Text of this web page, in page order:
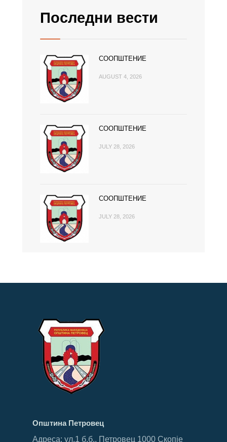
Последни вести
СООПШТЕНИЕ
AUGUST 4, 2026
СООПШТЕНИЕ
JULY 28, 2026
СООПШТЕНИЕ
JULY 28, 2026
Општина Петровец
Адреса: ул.1 б.б., Петровец 1000 Скопје